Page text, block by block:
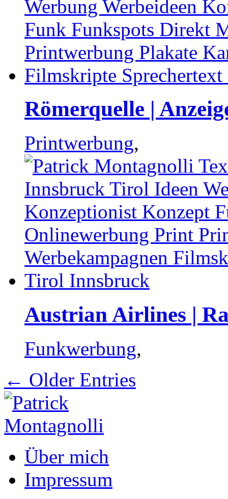
Römerquelle |
Printwerbung,
Austrian Airlines |
Funkwerbung,
← Older Entries
Über mich
Impressum